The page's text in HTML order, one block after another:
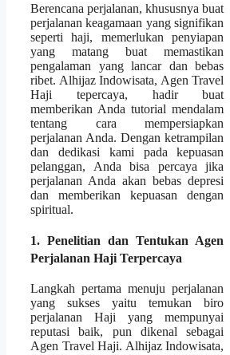
Berencana perjalanan, khususnya buat
perjalanan keagamaan yang signifikan
seperti haji, memerlukan penyiapan
yang matang buat memastikan
pengalaman yang lancar dan bebas
ribet. Alhijaz Indowisata, Agen Travel
Haji tepercaya, hadir buat
memberikan Anda tutorial mendalam
tentang cara mempersiapkan
perjalanan Anda. Dengan ketrampilan
dan dedikasi kami pada kepuasan
pelanggan, Anda bisa percaya jika
perjalanan Anda akan bebas depresi
dan memberikan kepuasan dengan
spiritual.
1. Penelitian dan Tentukan Agen
Perjalanan Haji Terpercaya
Langkah pertama menuju perjalanan
yang sukses yaitu temukan biro
perjalanan Haji yang mempunyai
reputasi baik, pun dikenal sebagai
Agen Travel Haji. Alhijaz Indowisata,